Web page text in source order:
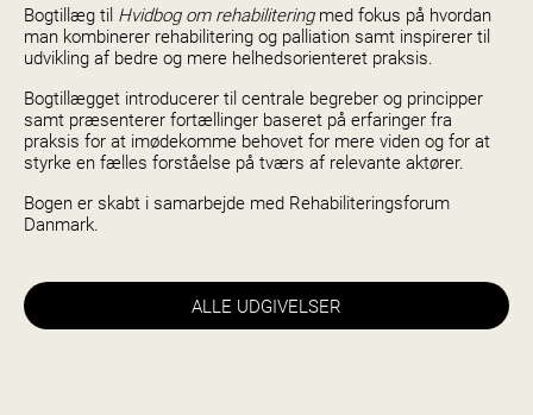
Bogtillæg til Hvidbog om rehabiliteringmed fokus på hvordan
man kombinerer rehabilitering og palliation samt inspirerer til
udvikling af bedre og mere helhedsorienteret praksis.
Bogtillægget introducerer til centrale begreber og principper
samt præsenterer fortællinger baseret på erfaringer fra
praksis for at imødekomme behovet for mere viden og for at
styrke en fælles forståelse på tværs af relevante aktører.
Bogen er skabt i samarbejde med Rehabiliteringsforum
Danmark.
ALLE UDGIVELSER